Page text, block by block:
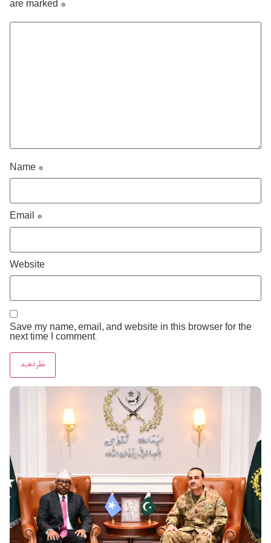
are marked *
Name *
Email *
Website
Save my name, email, and website in this browser for the
next time I comment.